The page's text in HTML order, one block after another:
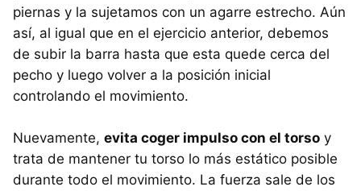
piernas y la sujetamos con un agarre estrecho. Aún
así, al igual que en el ejercicio anterior, debemos
de subir la barra hasta que esta quede cerca del
pecho y luego volver a la posición inicial
controlando el movimiento.
Nuevamente, evita coger impulso con el torso y
trata de mantener tu torso lo más estático posible
durante todo el movimiento. La fuerza sale de los